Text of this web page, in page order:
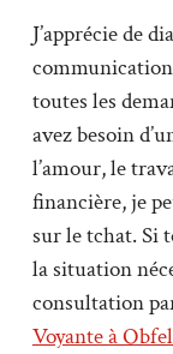
J’apprécie de
toutes les
avez besoin
l’amour, le
financière, je
sur le tchat. Si
la situation
consultation
Voyante à